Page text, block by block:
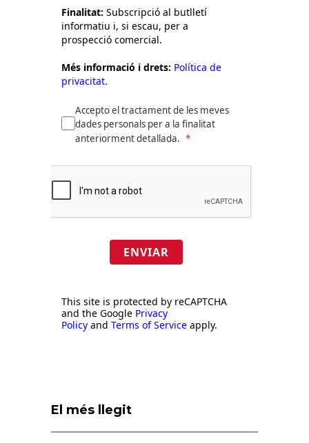
Finalitat: Subscripció al butlletí
informatiu i, si escau, per a
prospecció comercial.
Més informació i drets: Política de
privacitat.
Accepto el tractament de les meves
dades personals per a la finalitat
anteriorment detallada.
ENVIAR
This site is protected by reCAPTCHA
and the Google Privacy
Policy and Terms of Service apply.
El més llegit